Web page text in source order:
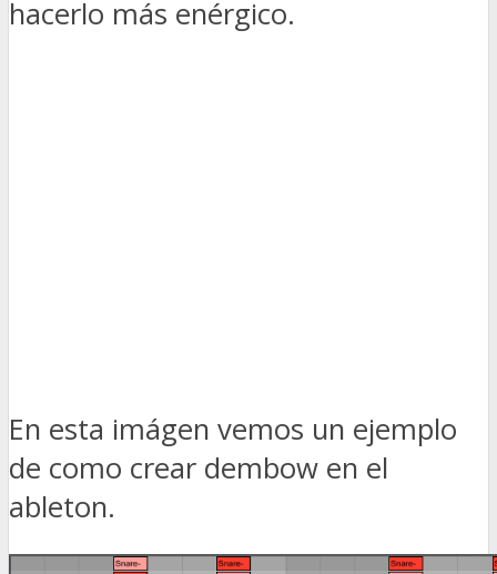
hacerlo más enérgico.
En esta imágen vemos un ejemplo
de como crear dembow en el
ableton.